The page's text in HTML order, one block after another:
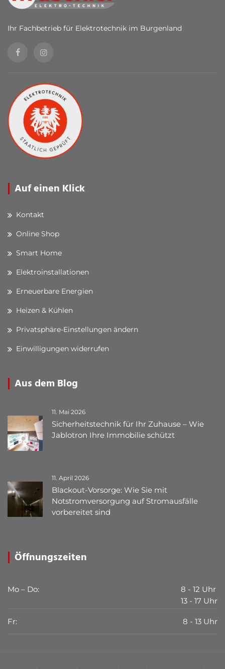
Ihr Fachbetrieb für Elektrotechnik im Burgenland
Auf einen Klick
Kontakt
Online Shop
Smart Home
Elektroinstallationen
Erneuerbare Energien
Heizen & Kühlen
Privatsphäre-Einstellungen ändern
Einwilligungen widerrufen
Aus dem Blog
11. Mai 2026
Sicherheitstechnik für Ihr Zuhause – Wie
Jablotron Ihre Immobilie schützt
11. April 2026
Blackout-Vorsorge: Wie Sie mit
Notstromversorgung auf Stromausfälle
vorbereitet sind
Öffnungszeiten
Mo – Do:
8 - 12 Uhr
13 - 17 Uhr
Fr: 8 - 13 Uhr